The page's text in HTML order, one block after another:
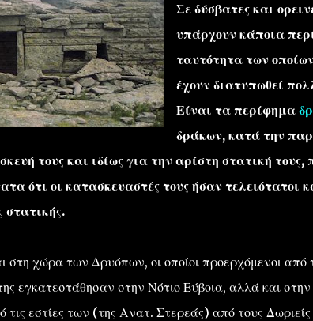
FACEBOOK ''ΜΑΓΕΜΕΝΕΣ'' /PROJECT
Σε δύσβατες και
υπάρχουν κάποια
ταυτότητα των
έχουν διατυπωθεί
Είναι τα περίφημα
δράκων, κατά την
τους και ιδίως για την αρίστη στατική τους,
ότι οι κατασκευαστές τους ήσαν τελειότατοι
στατικής.
στη χώρα των Δρυόπων, οι οποίοι προερχόμενοι από
εγκατεστάθησαν στην Νότιο Εύβοια, αλλά και
τις εστίες των (της Ανατ. Στερεάς) από τους